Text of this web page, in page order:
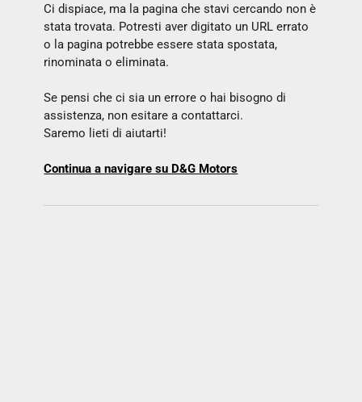
Ci dispiace, ma la pagina che stavi cercando non è
stata trovata. Potresti aver digitato un URL errato
o la pagina potrebbe essere stata spostata,
rinominata o eliminata.
Se pensi che ci sia un errore o hai bisogno di
assistenza, non esitare a contattarci.
Saremo lieti di aiutarti!
Continua a navigare su D&G Motors